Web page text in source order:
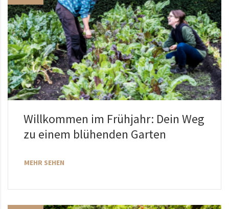
Willkommen im Frühjahr: Dein Weg
zu einem blühenden Garten
MEHR SEHEN